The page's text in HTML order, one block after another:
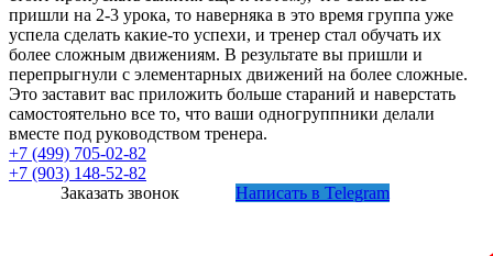
пришли на 2-3 урока, то наверняка в это время группа уже
успела сделать какие-то успехи, и тренер стал обучать их
более сложным движениям. В результате вы пришли и
перепрыгнули с элементарных движений на более сложные.
Это заставит вас приложить больше стараний и наверстать
самостоятельно все то, что ваши одногруппники делали
вместе под руководством тренера.
+7 (499) 705-02-82
+7 (903) 148-52-82
Заказать звонок
Написать в Telegram